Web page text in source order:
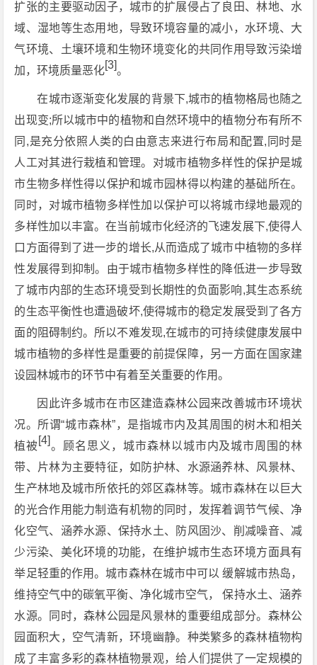
扩张的主要驱动因子，城市的扩展侵占了良田、林地、水
域、湿地等生态用地，导致环境容量的减小，水环境、大
气环境、土壤环境和生物环境变化的共同作用导致污染增
加，环境质量恶化[3]。
在城市逐渐变化发展的背景下,城市的植物格局也随之
出现变;所以城市中的植物和自然环境中的植物分布有所不
同,是充分依照人类的白由意志来进行布局和配置,同时是
人工对其进行栽植和管理。对城市植物多样性的保护是城
市生物多样性得以保护和城市园林得以构建的基础所在。
同时，对城市植物多样性加以保护可以将城市绿地最观的
多样性加以丰富。在当前城市化经济的飞速发展下,使得人
口方面得到了进一步的增长,从而造成了城市中植物的多样
性发展得到抑制。由于城市植物多样性的降低进一步导致
了城市内部的生态环境受到长期性的负面影响,其生态系统
的生态平衡性也遭過破坏,使得城市的稳定发展受到了各方
面的阻碍制约。所以不难发现,在城市的可持续健康发展中
城市植物的多样性是重要的前提保障，另一方面在国家建
设园林城市的环节中有着至关重要的作用。
因此许多城市在市区建造森林公园来改善城市环境状
况。所谓“城市森林”，是指城市内及其周围的树木和相关
植被[4]。顾名思义，城市森林以城市内及城市周围的林
带、片林为主要特征，如防护林、水源涵养林、风景林、
生产林地及城市所依托的郊区森林等。城市森林在以巨大
的光合作用能力制造有机物的同时，发挥着调节气候、净
化空气、涵养水源、保持水土、防风固沙、削减噪音、减
少污染、美化环境的功能，在维护城市生态环境方面具有
举足轻重的作用。城市森林在城市中可以 缓解城市热岛，
维持空气中的碳氧平衡、净化城市空气， 保持水土、涵养
水源。同时，森林公园是风景林的重要组成部分。森林公
园面积大，空气清新，环境幽静。种类繁多的森林植物构
成了丰富多彩的森林植物景观，给人们提供了一定规模的